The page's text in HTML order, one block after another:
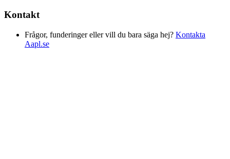
Kontakt
Frågor, funderinger eller vill du bara säga hej? Kontakta
Aapl.se